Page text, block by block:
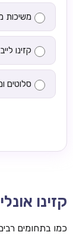
משיכות
קזינו
סלוטים
קזינו
כמו בתחומים